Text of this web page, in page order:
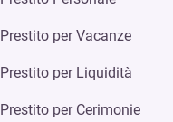
Prestito per Vacanze
Prestito per Liquidità
Prestito per Cerimonie